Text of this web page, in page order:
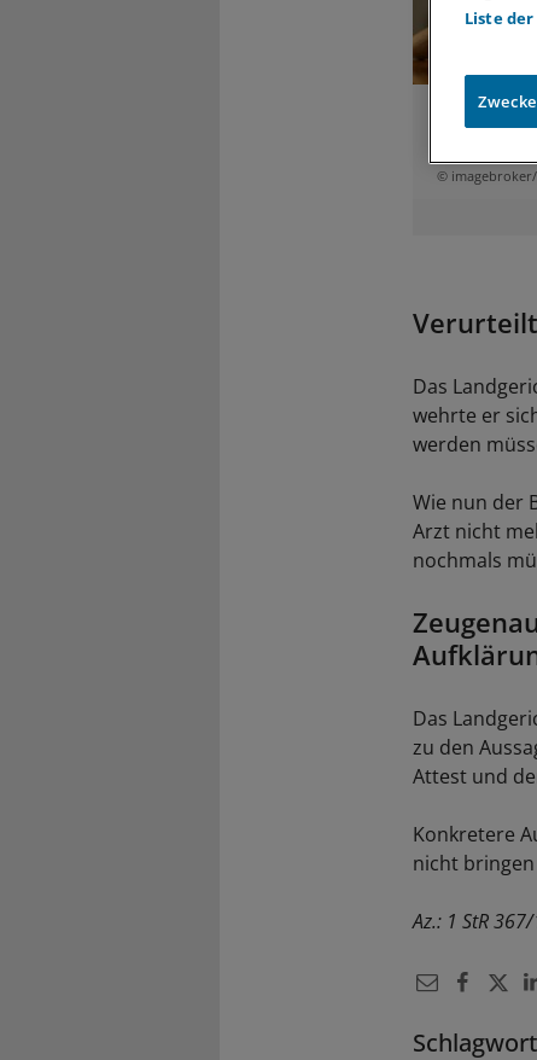
Urteil des
einer
©
Das
wehrte er
werden
Wie nun der
Arzt nicht
nochmals
Das
zu den
Attest und
Konkretere
nicht
Az.: 1 StR
Liste